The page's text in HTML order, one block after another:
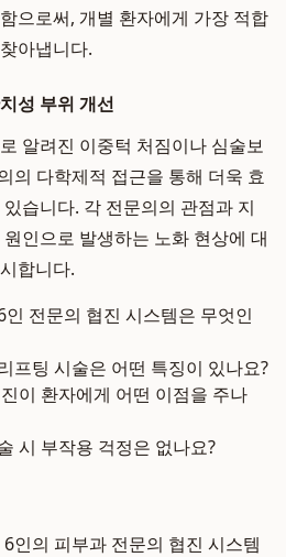
으로써, 개별 환자에게 가장 적합
아냅니다.
성 부위 개선
알려진 이중턱 처짐이나 심술보
의 다학제적 접근을 통해 더욱 효
습니다. 각 전문의의 관점과 지
인으로 발생하는 노화 현상에 대
합니다.
전문의 협진 시스템은 무엇인
프팅 시술은 어떤 특징이 있나요?
이 환자에게 어떤 이점을 주나
시 부작용 걱정은 없나요?
인의 피부과 전문의 협진 시스템